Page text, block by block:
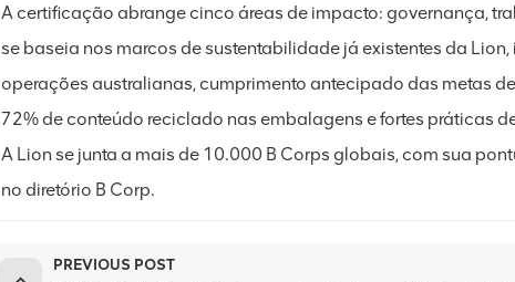
A certificação abrange cinco áreas de impacto: governança,
se baseia nos marcos de sustentabilidade já existentes da
operações australianas, cumprimento antecipado das metas
72% de conteúdo reciclado nas embalagens e fortes práticas
A Lion se junta a mais de 10.000 B Corps globais, com sua
no diretório B Corp.
PREVIOUS POST